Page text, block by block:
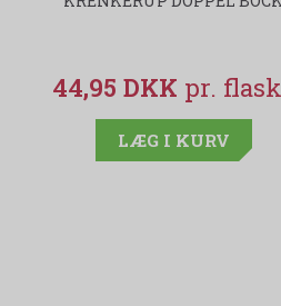
44,95 DKK
LÆG I KURV